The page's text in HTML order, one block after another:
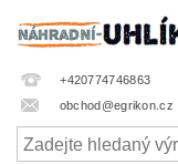
+420774746863
obchod@egrikon.cz